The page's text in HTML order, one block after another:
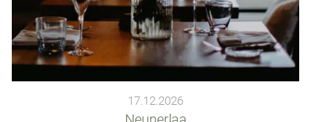
17.12.2026